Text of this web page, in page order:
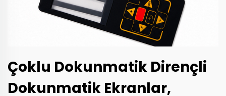
Çoklu Dokunmatik Dirençli
Dokunmatik Ekranlar,